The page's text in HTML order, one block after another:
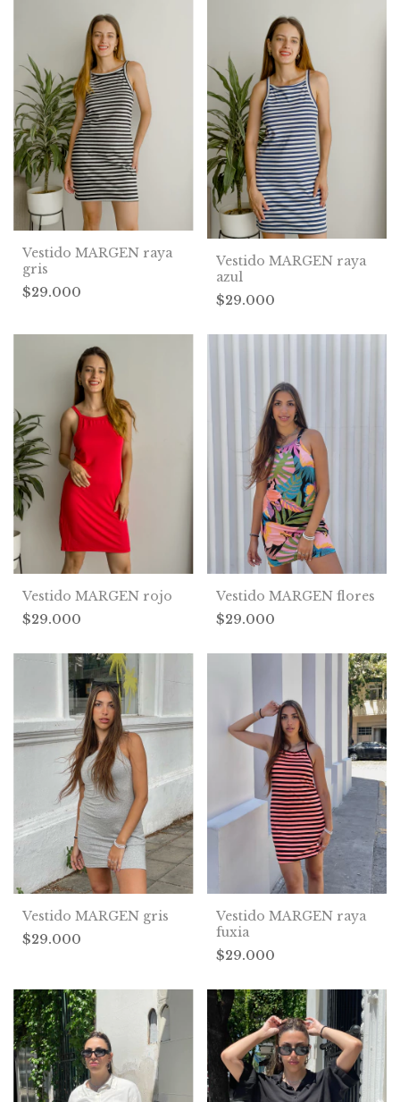
Vestido MARGEN raya
gris
$29.000
Vestido MARGEN raya
azul
$29.000
Vestido MARGEN rojo
$29.000
Vestido MARGEN flores
$29.000
Vestido MARGEN gris
$29.000
Vestido MARGEN raya
fuxia
$29.000